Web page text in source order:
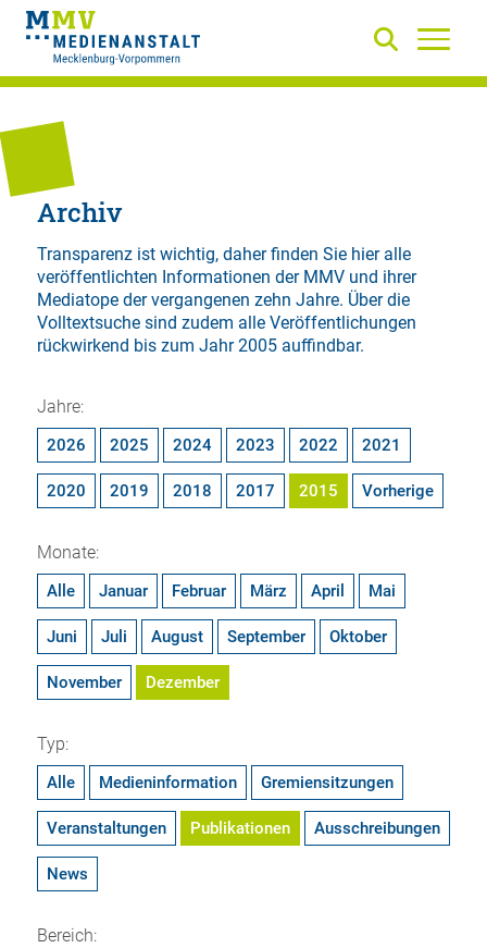
Archiv
Transparenz ist wichtig, daher finden Sie hier alle
veröffentlichten Informationen der MMV und ihrer
Mediatope der vergangenen zehn Jahre. Über die
Volltextsuchesind zudem alle Veröffentlichungen
rückwirkend bis zum Jahr 2005 auffindbar.
Jahre:
2026 2025 2024 2023 2022 2021
2020 2019 2018 2017 2015 Vorherige
Monate:
Alle Januar Februar März April Mai
Juni Juli August September Oktober
November Dezember
Typ:
Alle Medieninformation Gremiensitzungen
Veranstaltungen Publikationen Ausschreibungen
News
Bereich: